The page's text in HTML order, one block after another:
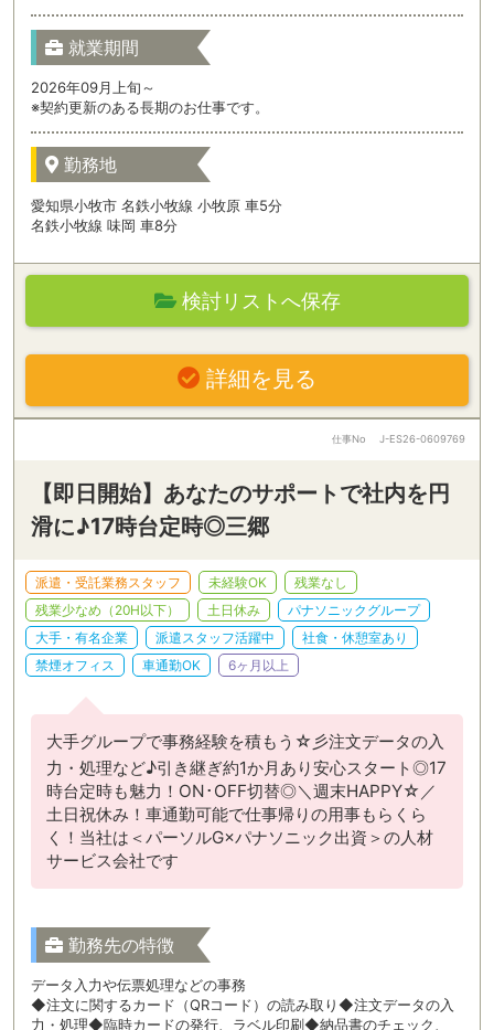
就業期間
2026年09月上旬～
※契約更新のある長期のお仕事です。
勤務地
愛知県小牧市 名鉄小牧線 小牧原 車5分
名鉄小牧線 味岡 車8分
検討リストへ保存
詳細を見る
仕事No J-ES26-0609769
【即日開始】あなたのサポートで社内を円
滑に♪17時台定時◎三郷
派遣・受託業務スタッフ 未経験OK
残業なし
残業少なめ（20H以下）
土日休み
パナソニックグループ
大手・有名企業
派遣スタッフ活躍中
社食・休憩室あり
禁煙オフィス
車通勤OK 6ヶ月以上
大手グループで事務経験を積もう☆彡注文データの入
力・処理など♪引き継ぎ約1か月あり安心スタート◎17
時台定時も魅力！ON･OFF切替◎＼週末HAPPY☆／
土日祝休み！車通勤可能で仕事帰りの用事もらくら
く！当社は＜パーソルG×パナソニック出資＞の人材
サービス会社です
勤務先の特徴
データ入力や伝票処理などの事務
◆注文に関するカード（QRコード）の読み取り◆注文データの入
力・処理◆臨時カードの発行、ラベル印刷◆納品書のチェック、